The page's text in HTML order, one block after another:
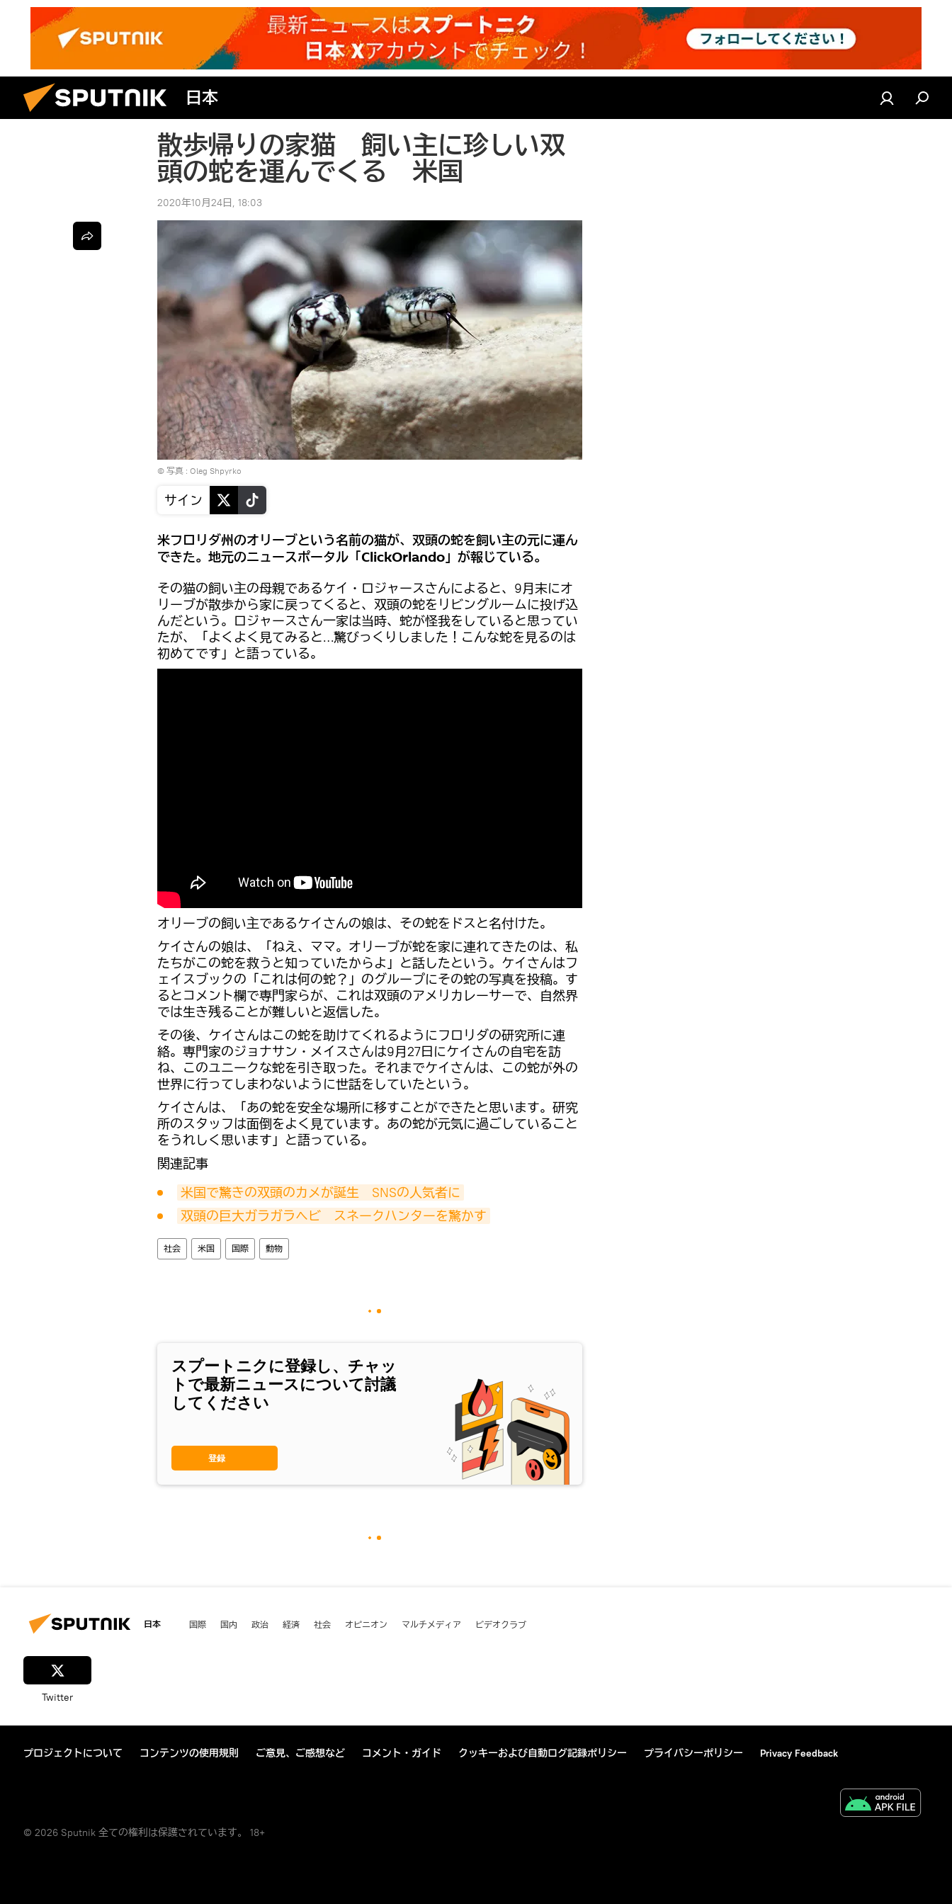
日本
散歩帰りの家猫 飼い主に珍しい双
頭の蛇を運んでくる 米国
2020年10月24日, 18:03
© 写真 : Oleg Shpyrko
サイン
米フロリダ州のオリーブという名前の猫が、双頭の蛇を飼い主の元に運ん
できた。地元のニュースポータル「ClickOrlando」が報じている。
その猫の飼い主の母親であるケイ・ロジャースさんによると、9月末にオ
リーブが散歩から家に戻ってくると、双頭の蛇をリビングルームに投げ込
んだという。ロジャースさん一家は当時、蛇が怪我をしていると思ってい
たが、「よくよく見てみると…驚びっくりしました！こんな蛇を見るのは
初めてです」と語っている。
オリーブの飼い主であるケイさんの娘は、その蛇をドスと名付けた。
ケイさんの娘は、「ねえ、ママ。オリーブが蛇を家に連れてきたのは、私
たちがこの蛇を救うと知っていたからよ」と話したという。ケイさんはフ
ェイスブックの「これは何の蛇？」のグループにその蛇の写真を投稿。す
るとコメント欄で専門家らが、これは双頭のアメリカレーサーで、自然界
では生き残ることが難しいと返信した。
その後、ケイさんはこの蛇を助けてくれるようにフロリダの研究所に連
絡。専門家のジョナサン・メイスさんは9月27日にケイさんの自宅を訪
ね、このユニークな蛇を引き取った。それまでケイさんは、この蛇が外の
世界に行ってしまわないように世話をしていたという。
ケイさんは、「あの蛇を安全な場所に移すことができたと思います。研究
所のスタッフは面倒をよく見ています。あの蛇が元気に過ごしていること
をうれしく思います」と語っている。
関連記事
米国で驚きの双頭のカメが誕生　SNSの人気者に
双頭の巨大ガラガラヘビ　スネークハンターを驚かす
社会 米国 国際 動物
スプートニクに登録し、チャッ
トで最新ニュースについて討議
してください
登録
日本 国際 国内 政治 経済 社会 オピニオン マルチメディア ビデオクラブ
Twitter
プロジェクトについて コンテンツの使用規則 ご意見、ご感想など コメント・ガイド クッキーおよび自動ログ記録ポリシー プライバシーポリシー Privacy Feedback
© 2026 Sputnik 全ての権利は保護されています。 18+